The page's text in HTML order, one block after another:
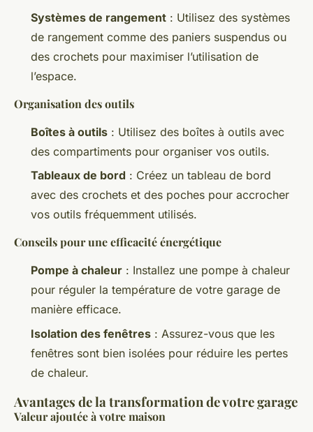
Systèmes de rangement : Utilisez des systèmes
de rangement comme des paniers suspendus ou
des crochets pour maximiser l’utilisation de
l’espace.
Organisation des outils
Boîtes à outils : Utilisez des boîtes à outils avec
des compartiments pour organiser vos outils.
Tableaux de bord : Créez un tableau de bord
avec des crochets et des poches pour accrocher
vos outils fréquemment utilisés.
Conseils pour une efficacité énergétique
Pompe à chaleur : Installez une pompe à chaleur
pour réguler la température de votre garage de
manière efficace.
Isolation des fenêtres : Assurez-vous que les
fenêtres sont bien isolées pour réduire les pertes
de chaleur.
Avantages de la transformation de votre garage
Valeur ajoutée à votre maison